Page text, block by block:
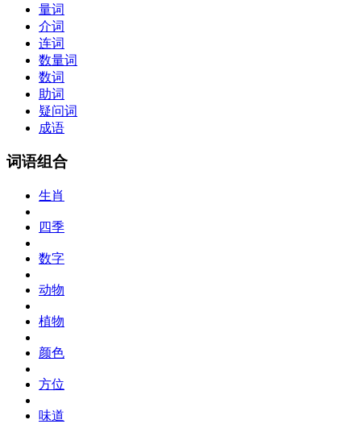
量词
介词
连词
数量词
数词
助词
疑问词
成语
词语组合
生肖
四季
数字
动物
植物
颜色
方位
味道